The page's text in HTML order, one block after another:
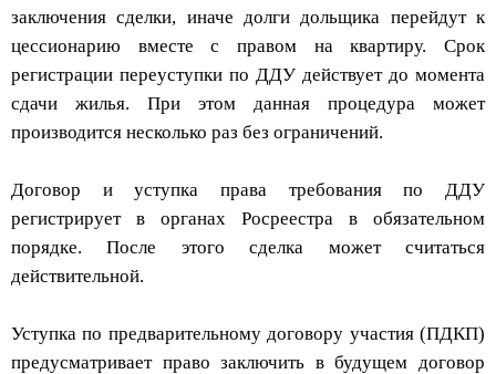
заключения сделки, иначе долги дольщика перейдут к
цессионарию вместе с правом на квартиру. Срок
регистрации переуступки по ДДУ действует до момента
сдачи жилья. При этом данная процедура может
производится несколько раз без ограничений.
Договор и уступка права требования по ДДУ
регистрирует в органах Росреестра в обязательном
порядке. После этого сделка может считаться
действительной.
Уступка по предварительному договору участия (ПДКП)
предусматривает право заключить в будущем договор